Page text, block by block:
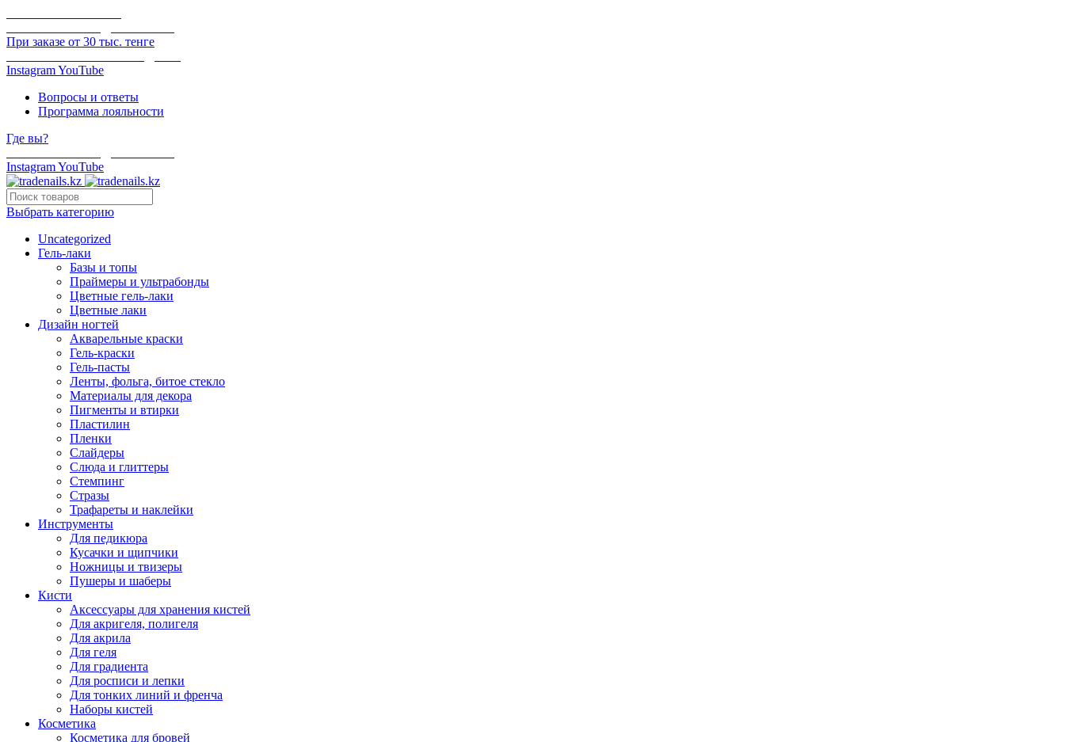
При заказе от 30 тыс. тенге
InstagramYouTube
Вопросы и ответы
Программа лояльности
Где вы?
InstagramYouTube
Выбрать категорию
Uncategorized
Гель-лаки
Базы и топы
Праймеры и ультрабонды
Цветные гель-лаки
Цветные лаки
Дизайн ногтей
Акварельные краски
Гель-краски
Гель-пасты
Ленты, фольга, битое стекло
Материалы для декора
Пигменты и втирки
Пластилин
Пленки
Слайдеры
Слюда и глиттеры
Стемпинг
Стразы
Трафареты и наклейки
Инструменты
Для педикюра
Кусачки и щипчики
Ножницы и твизеры
Пушеры и шаберы
Кисти
Аксессуары для хранения кистей
Для акригеля, полигеля
Для акрила
Для геля
Для градиента
Для росписи и лепки
Для тонких линий и френча
Наборы кистей
Косметика
Косметика для бровей